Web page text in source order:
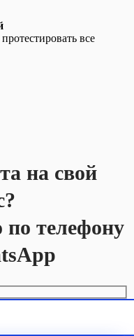
все
на свой
по телефону